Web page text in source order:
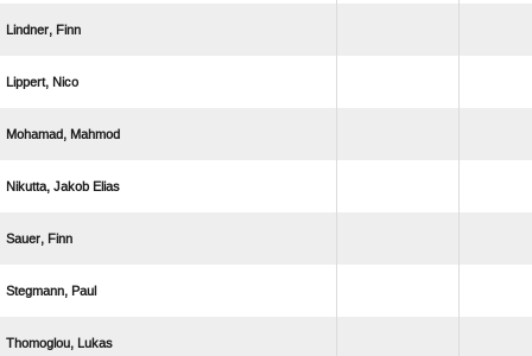
 
 
 
  
 
 
 